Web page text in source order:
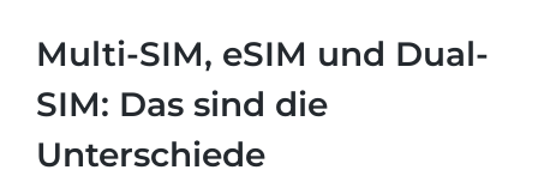
Multi-SIM, eSIM und Dual-
SIM: Das sind die
Unterschiede